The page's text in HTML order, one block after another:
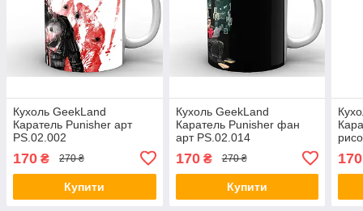
Кухоль GeekLand
Каратель Punisher арт
PS.02.002
170 ₴ 270 ₴
Купити
Кухоль GeekLand
Каратель Punisher фан
арт PS.02.014
170₴ 270 ₴
Купити
170